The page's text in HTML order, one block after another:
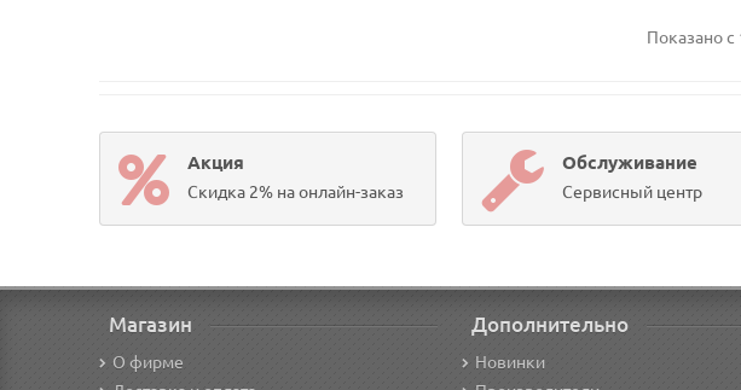
Показано с
Акция
Скидка 2% на онлайн-заказ
Обслуживание
Сервисный центр
Магазин
О фирме
Дополнительно
Новинки